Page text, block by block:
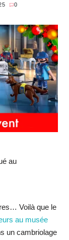
0
au
Voilà que le
au musée
un cambriolage